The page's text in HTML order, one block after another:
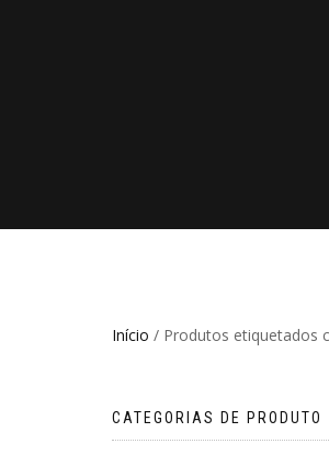
Início / Produtos etiquetados
CATEGORIAS DE PRODUTO